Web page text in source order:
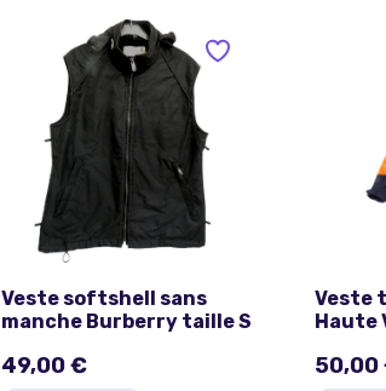
Veste softshell sans
manche Burberry taille S
49,00 €
Veste
Haute
neuf
50,00